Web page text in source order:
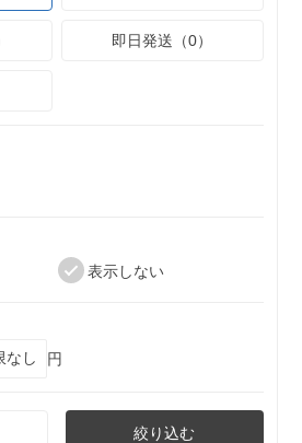
即日発送（0）
表示しない
円
絞り込む